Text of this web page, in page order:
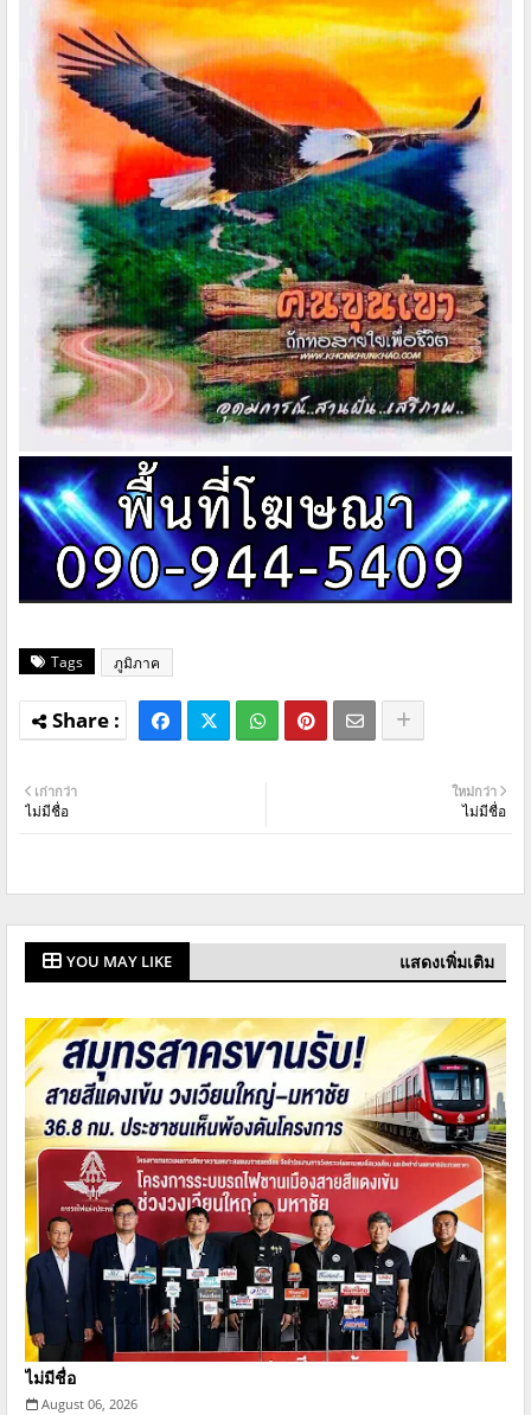
Tags ภูมิภาค
ใหม่กว่า
ไม่มีชื่อ
เก่ากว่า
ไม่มีชื่อ
YOU MAY LIKE แสดงเพิ่มเติม
ไม่มีชื่อ
August 06, 2026